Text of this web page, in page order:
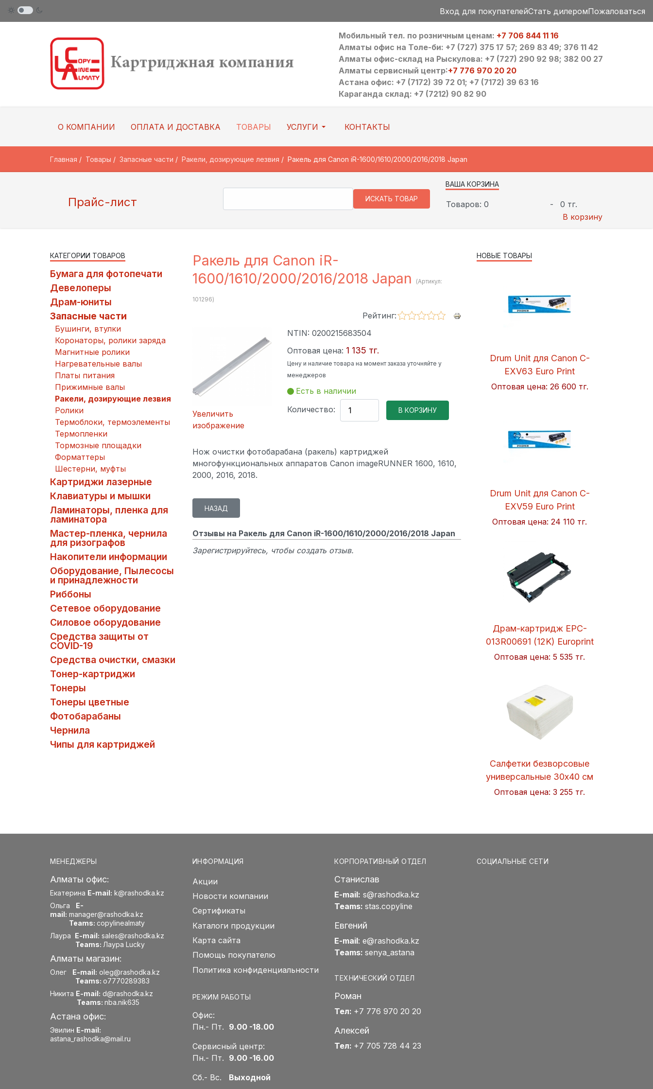
Вход для покупателейСтать дилеромПожаловаться
Мобильный тел. по розничным ценам: +7 706 844 11 16
Алматы офис на Толе-би: +7 (727) 375 17 57; 269 83 49; 376 11 42
Алматы офис-склад на Рыскулова: +7 (727) 290 92 98; 382 00 27
Алматы сервисный центр:+7 776 970 20 20
Астана офис: +7 (7172) 39 72 01; +7 (7172) 39 63 16
Караганда склад: +7 (7212) 90 82 90
О КОМПАНИИ ОПЛАТА И ДОСТАВКА ТОВАРЫ УСЛУГИ КОНТАКТЫ
Главная Товары Запасные части Ракели, дозирующие лезвия Ракель для Canon iR-1600/1610/2000/2016/2018 Japan
Прайс-лист
ВАША КОРЗИНА
Товаров: 0 -
0 тг.
В корзину
Ракель для Canon iR-
1600/1610/2000/2016/2018 Japan
(Артикул:
101296)
Рейтинг:
Увеличить
изображение
NTIN: 0200215683504
Оптовая цена: 1 135 тг.
Цену и наличие товара на момент заказа уточняйте у
менеджеров
Есть в наличии
Количество:
Нож очистки фотобарабана (ракель) картриджей
многофункциональных аппаратов Canon imageRUNNER 1600, 1610,
2000, 2016, 2018.
Отзывы на Ракель для Canon iR-1600/1610/2000/2016/2018 Japan
Зарегистрируйтесь, чтобы создать отзыв.
КАТЕГОРИИ ТОВАРОВ
Бумага для фотопечати
Девелоперы
Драм-юниты
Запасные части
Бушинги, втулки
Коронаторы, ролики заряда
Магнитные ролики
Нагревательные валы
Платы питания
Прижимные валы
Ракели, дозирующие лезвия
Ролики
Термоблоки, термоэлементы
Термопленки
Тормозные площадки
Форматтеры
Шестерни, муфты
Картриджи лазерные
Клавиатуры и мышки
Ламинаторы, пленка для
ламинатора
Мастер-пленка, чернила
для ризографов
Накопители информации
Оборудование, Пылесосы
и принадлежности
Риббоны
Сетевое оборудование
Силовое оборудование
Средства защиты от
COVID-19
Средства очистки, смазки
Тонер-картриджи
Тонеры
Тонеры цветные
Фотобарабаны
Чернила
Чипы для картриджей
НОВЫЕ ТОВАРЫ
Drum Unit для Canon C-
EXV63 Euro Print
Оптовая цена: 26 600 тг.
Drum Unit для Canon C-
EXV59 Euro Print
Оптовая цена:24 110 тг.
Драм-картридж EPC-
013R00691 (12K) Europrint
Оптовая цена:5 535 тг.
Салфетки безворсовые
универсальные 30x40 см
Soft 50шт/упак. Hi-BLACK
Оптовая цена:3 255 тг.
МЕНЕДЖЕРЫ
Алматы офис:
Екатерина E-mail: k@rashodka.kz
Ольга E-
mail: manager@rashodka.kz
Teams: copylinealmaty
Лаура E-mail: sales@rashodka.kz
Teams: Лаура Lucky
Алматы магазин:
Олег E-mail: oleg@rashodka.kz
Teams: o7770289383
Никита E-mail: d@rashodka.kz
Teams: nba.nik635
Астана офис:
Эвилин E-mail:
astana_rashodka@mail.ru
ИНФОРМАЦИЯ
Акции
Новости компании
Сертификаты
Каталоги продукции
Карта сайта
Помощь покупателю
Политика конфиденциальности
РЕЖИМ РАБОТЫ
Офис:
Пн.- Пт. 9.00 -18.00
Сервисный центр:
Пн.- Пт. 9.00 -16.00
Сб.- Вс. Выходной
КОРПОРАТИВНЫЙ ОТДЕЛ
Станислав
E-mail: s@rashodka.kz
Teams: stas.copyline
Евгений
E-mail: e@rashodka.kz
Teams: senya_astana
ТЕХНИЧЕСКИЙ ОТДЕЛ
Роман
Тел: +7 776 970 20 20
Алексей
Тел: +7 705 728 44 23
СОЦИАЛЬНЫЕ СЕТИ